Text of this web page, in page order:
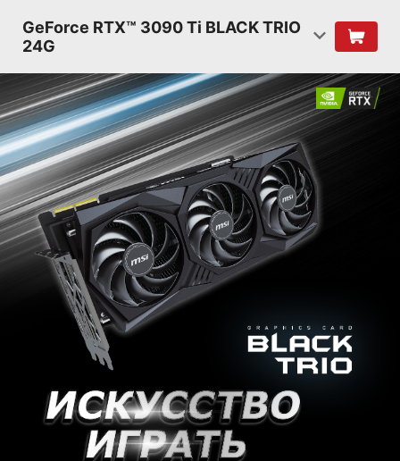
GeForce RTX™ 3090 Ti BLACK TRIO
24G